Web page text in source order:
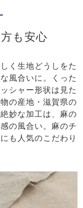
も安心
く生地どうしをた
風合いに。くった
シャー形状は見た
の産地・滋賀県の
妙な加工は、麻の
の風合い。麻のチ
も人気のこだわり